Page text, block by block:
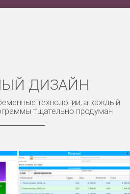
ДИЗАЙН
технологии, а каждый
тщательно продуман